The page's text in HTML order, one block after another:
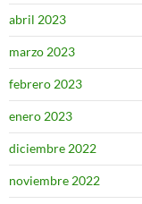
abril 2023
marzo 2023
febrero 2023
enero 2023
diciembre 2022
noviembre 2022